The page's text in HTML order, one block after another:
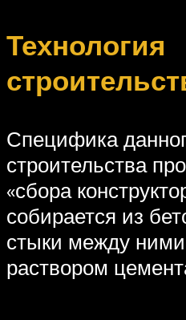
Технология
Специфика
строительства
«сбора
собирается из
стыки между
раствором